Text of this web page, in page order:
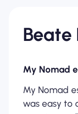
Beate
My Nomad
was easy to